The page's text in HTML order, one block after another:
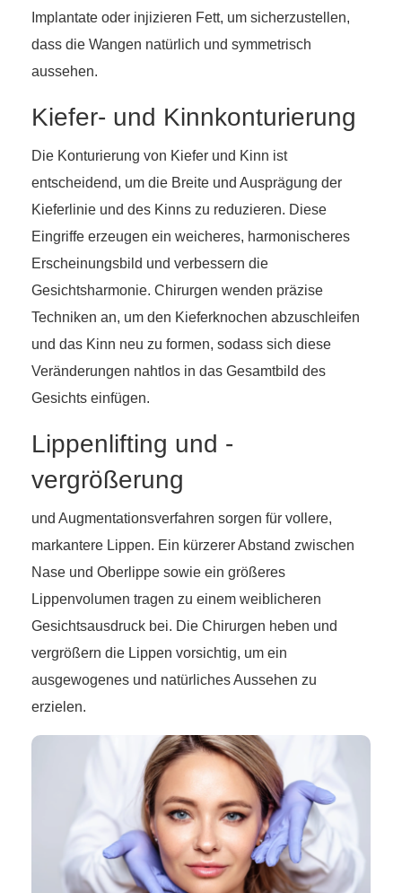
Implantate oder injizieren Fett, um sicherzustellen,
dass die Wangen natürlich und symmetrisch
aussehen.
Kiefer- und Kinnkonturierung
Die Konturierung von Kiefer und Kinn ist
entscheidend, um die Breite und Ausprägung der
Kieferlinie und des Kinns zu reduzieren. Diese
Eingriffe erzeugen ein weicheres, harmonischeres
Erscheinungsbild und verbessern die
Gesichtsharmonie. Chirurgen wenden präzise
Techniken an, um den Kieferknochen abzuschleifen
und das Kinn neu zu formen, sodass sich diese
Veränderungen nahtlos in das Gesamtbild des
Gesichts einfügen.
Lippenlifting und -
vergrößerung
und Augmentationsverfahren sorgen für vollere,
markantere Lippen. Ein kürzerer Abstand zwischen
Nase und Oberlippe sowie ein größeres
Lippenvolumen tragen zu einem weiblicheren
Gesichtsausdruck bei. Die Chirurgen heben und
vergrößern die Lippen vorsichtig, um ein
ausgewogenes und natürliches Aussehen zu
erzielen.